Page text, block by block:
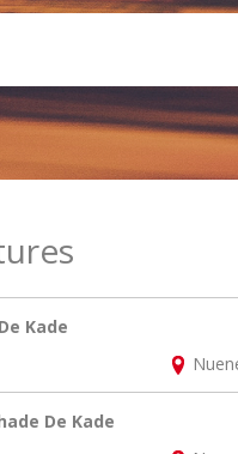
Kade
De Kade